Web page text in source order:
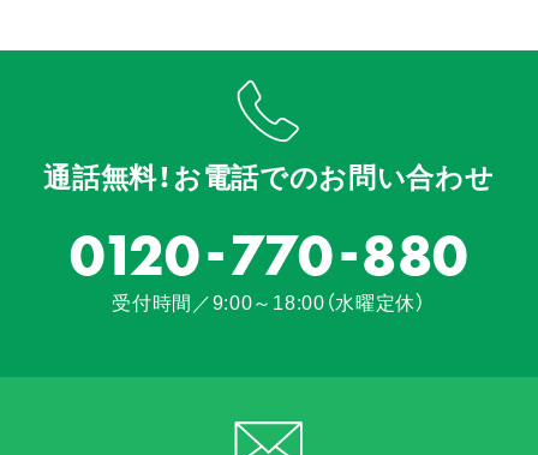
通話無料！お電話でのお問い合わせ
0120-770-880
受付時間／9:00～18:00（水曜定休）